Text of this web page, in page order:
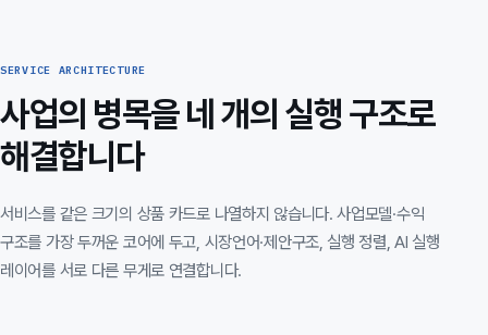
SERVICE ARCHITECTURE
사업의 병목을 네 개의 실행 구조로
해결합니다
서비스를 같은 크기의 상품 카드로 나열하지 않습니다. 사업모델·수익
구조를 가장 두꺼운 코어에 두고, 시장언어·제안구조, 실행 정렬, AI 실행
레이어를 서로 다른 무게로 연결합니다.